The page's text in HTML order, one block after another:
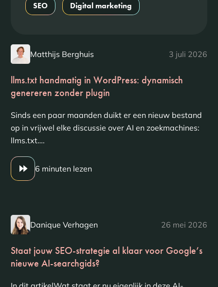
SEO Digital marketing
Matthijs Berghuis 3 juli 2026
llms.txt handmatig in WordPress: dynamisch
genereren zonder plugin
Sinds een paar maanden duikt er een nieuw bestand
op in vrijwel elke discussie over AI en zoekmachines:
llms.txt….
6 minuten lezen
Danique Verhagen 26 mei 2026
Staat jouw SEO-strategie al klaar voor Google’s
nieuwe AI-searchgids?